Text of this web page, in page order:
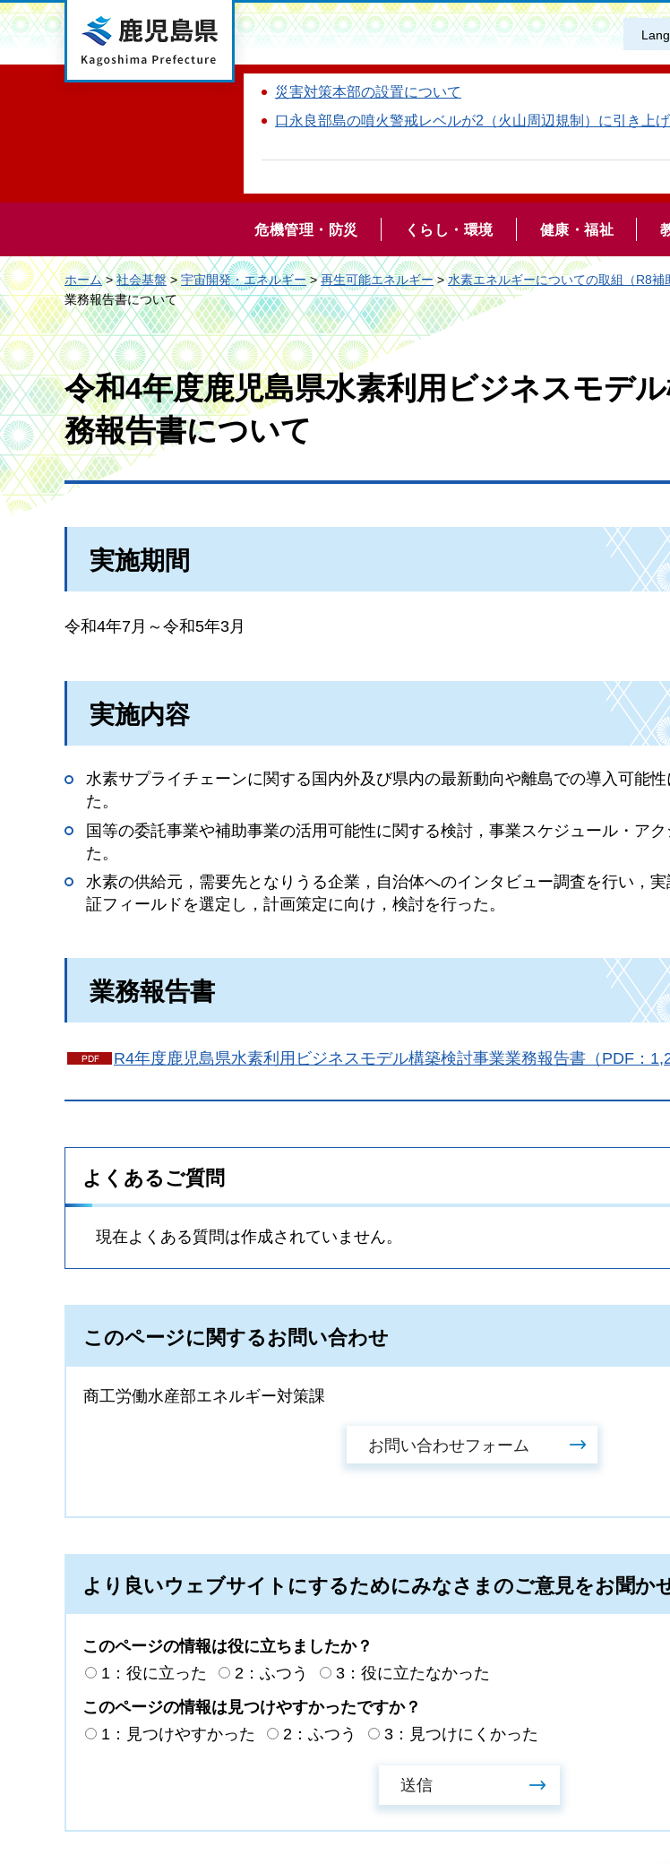
鹿児島県
災害対策本部の設置について
口永良部島の噴火警戒レベルが2（火山周辺規制）に引き上
危機管理・防災 くらし・環境 健康・福祉
ホーム>社会基盤>宇宙開発・エネルギー>再生可能エネルギー>水素エネルギーについての取組（R8補
業務報告書について
令和4年度鹿児島県水素利用ビジネスモデ
務報告書について
実施期間
令和4年7月～令和5年3月
実施内容
水素サプライチェーンに関する国内外及び県内の最新動向や離島での導入可能
た。
国等の委託事業や補助事業の活用可能性に関する検討，事業スケジュール・ア
た。
水素の供給元，需要先となりうる企業，自治体へのインタビュー調査を行い，
証フィールドを選定し，計画策定に向け，検討を行った。
業務報告書
R4年度鹿児島県水素利用ビジネスモデル構築検討事業業務報告書（PDF：
よくあるご質問
現在よくある質問は作成されていません。
このページに関するお問い合わせ
商工労働水産部エネルギー対策課
より良いウェブサイトにするためにみなさまのご意見をお聞か
このページの情報は役に立ちましたか？
1：役に立った
2：ふつう
3：役に立たなかった
このページの情報は見つけやすかったですか？
1：見つけやすかった
2：ふつう 3：見つけにくかった